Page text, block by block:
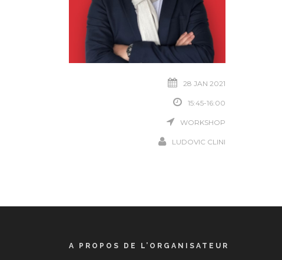
28 JAN 2021
15:45-16:00
WORKSHOP
LUDOVIC CLINI
A PROPOS DE L’ORGANISATEUR